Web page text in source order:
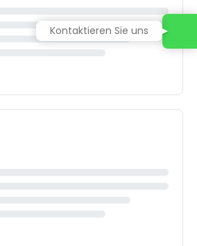
Kontaktieren Sie uns